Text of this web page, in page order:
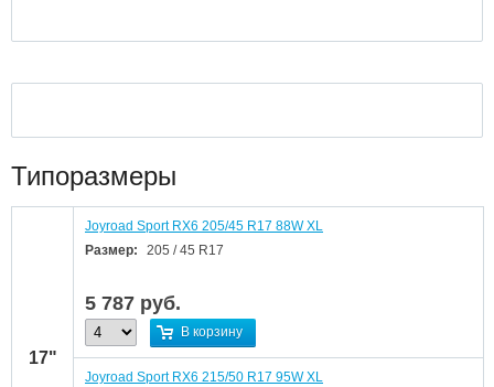
Типоразмеры
17"
Joyroad Sport RX6 205/45 R17 88W XL
Размер:
205 / 45 R17
5 787 руб.
В корзину
Joyroad Sport RX6 215/50 R17 95W XL